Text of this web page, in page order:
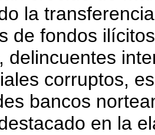
la
de fondos
delincuentes
corruptos,
bancos
en la